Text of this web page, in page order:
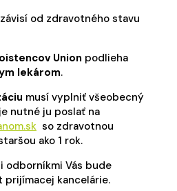
od zdravotného stavu
Union podlieha
lekárom.
musí vyplniť všeobecný
nutné ju poslať na
so zdravotnou
ako 1 rok.
odborníkmi Vás bude
kancelárie.